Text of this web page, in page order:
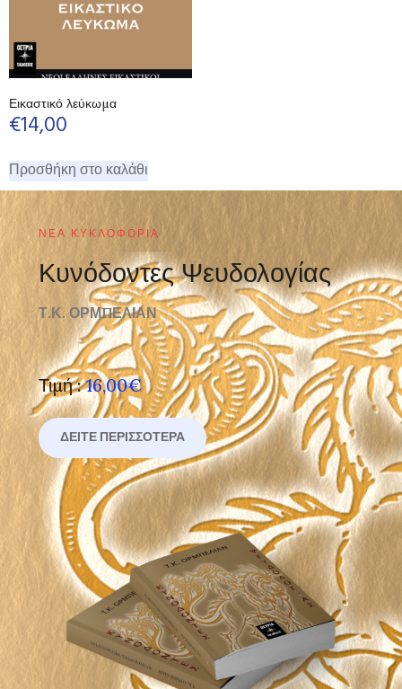
Εικαστικό λεύκωμα
€14,00
Προσθήκη στο καλάθι
ΝΈΑ ΚΥΚΛΟΦΟΡΊΑ
Κυνόδοντες Ψευδολογίας
Τ.Κ. ΟΡΜΠΕΛΙΑΝ
Τιμή : 16,00€
ΔΕΊΤΕ ΠΕΡΙΣΣΌΤΕΡΑ